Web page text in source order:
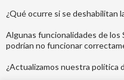
¿Qué ocurre si se deshabilitan
Algunas funcionalidades de
podrían no funcionar
¿Actualizamos nuestra política